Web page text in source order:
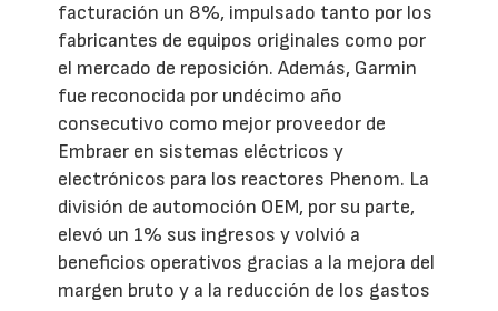
facturación un 8%, impulsado tanto por los
fabricantes de equipos originales como por
el mercado de reposición. Además, Garmin
fue reconocida por undécimo año
consecutivo como mejor proveedor de
Embraer en sistemas eléctricos y
electrónicos para los reactores Phenom. La
división de automoción OEM, por su parte,
elevó un 1% sus ingresos y volvió a
beneficios operativos gracias a la mejora del
margen bruto y a la reducción de los gastos